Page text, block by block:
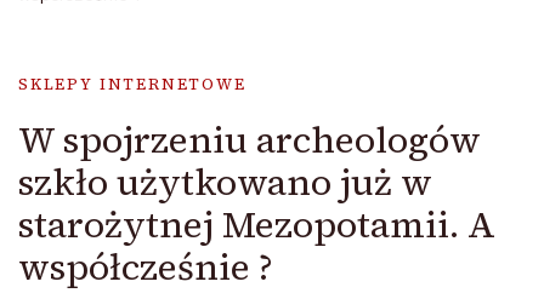
SKLEPY INTERNETOWE
W spojrzeniu archeologów
szkło użytkowano już w
starożytnej Mezopotamii. A
współcześnie ?